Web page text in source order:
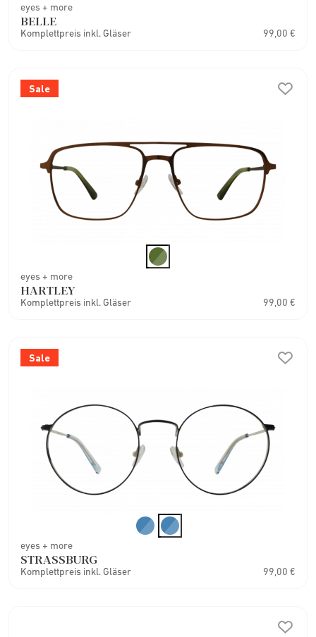
eyes + more
BELLE
Komplettpreis inkl. Gläser 99,00 €
Sale
eyes + more
HARTLEY
Komplettpreis inkl. Gläser 99,00 €
Sale
eyes + more
STRASSBURG
Komplettpreis inkl. Gläser 99,00 €